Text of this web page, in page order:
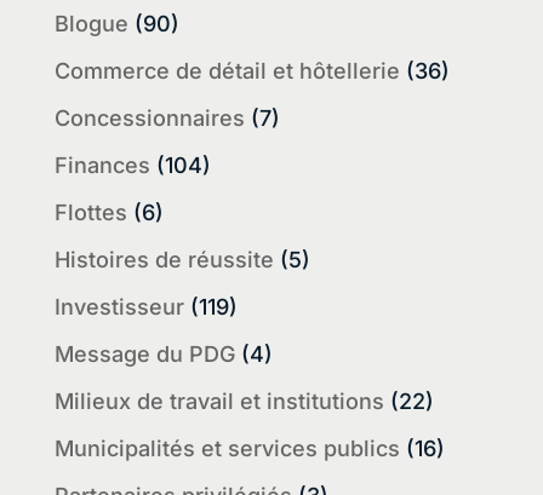
Blogue (90)
Commerce de détail et hôtellerie (36)
Concessionnaires (7)
Finances (104)
Flottes (6)
Histoires de réussite (5)
Investisseur(119)
Message du PDG(4)
Milieux de travail et institutions (22)
Municipalités et services publics (16)